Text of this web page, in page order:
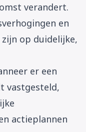
verandert.
en
op duidelijke,
er een
vastgesteld,
actieplannen